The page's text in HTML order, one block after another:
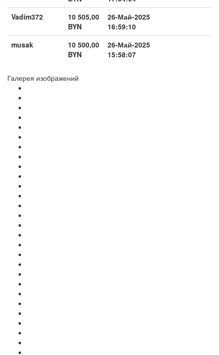
Vadim372
10 505,00
BYN
26-Май-2025
16:59:10
musak
10 500,00
BYN
26-Май-2025
15:58:07
Галерея изображений